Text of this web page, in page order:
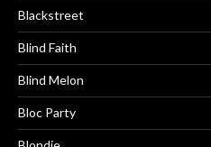
Blackstreet
Blind Faith
Blind Melon
Bloc Party